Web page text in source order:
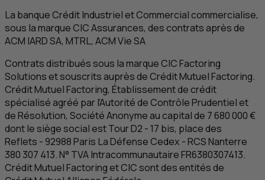
La banque Crédit Industriel et Commercial commercialise,
sous la marqueCICAssurances, des contrats après de
ACM IARDSA, MTRL, ACMVieSA
Contrats distribués sous la marqueCICFactoring
Solutions et souscrits auprès de Crédit Mutuel Factoring.
Crédit Mutuel Factoring, Établissement de crédit
spécialisé agréé par l’Autorité de Contrôle Prudentiel et
de Résolution, Société Anonyme au capital de 7 680 000 €
dont le siège social est TourD2 - 17 bis, place des
Reflets - 92988 Paris La Défense Cedex -RCSNanterre
380 307 413. N° TVAIntracommunautaireFR6380307413.
Crédit Mutuel Factoring etCICsont des entités de